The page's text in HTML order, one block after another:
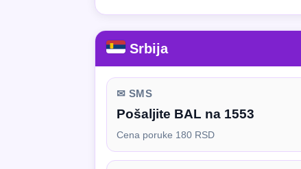
Srbija
✉ SMS
Pošaljite BAL na 1553
Cena poruke 180 RSD